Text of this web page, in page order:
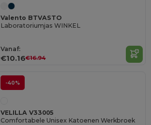
Valento BTVASTO
Laboratoriumjas WINKEL
Vanaf:
€10.16€16.94
-40%
VELILLA V33005
Comfortabele Unisex Katoenen Werkbroek